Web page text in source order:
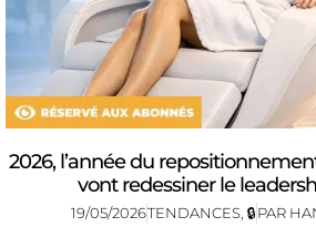
2026, l’année du
vont redessiner le
19/05/2026TENDANCES, 🔒PAR